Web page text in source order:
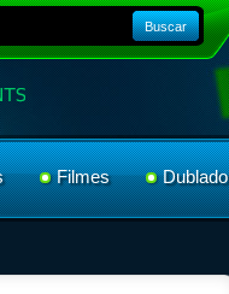
Buscar
Filmes Dublado